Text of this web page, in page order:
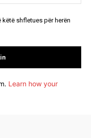
këtë shfletues për herën
Learn how your